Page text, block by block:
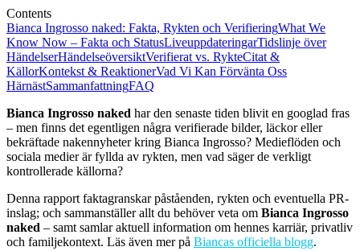
Contents
Bianca Ingrosso naked: Fakta, Rykten och VerifieringWhat We
Know Now – Fakta och StatusLiveuppdateringarTidslinje över
HändelserHändelseöversiktVerifierat vs. RykteCitat &
KällorKontekst & ReaktionerVad Vi Kan Förvänta Oss
HärnästSammanfattningFAQ
Bianca Ingrosso naked har den senaste tiden blivit en googlad fras
– men finns det egentligen några verifierade bilder, läckor eller
bekräftade nakennyheter kring Bianca Ingrosso? Medieflöden och
sociala medier är fyllda av rykten, men vad säger de verkligt
kontrollerade källorna?
Denna rapport faktagranskar påståenden, rykten och eventuella PR-
inslag; och sammanställer allt du behöver veta om Bianca Ingrosso
naked – samt samlar aktuell information om hennes karriär, privatliv
och familjekontext. Läs även mer på Biancas officiella blogg.